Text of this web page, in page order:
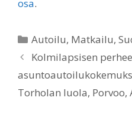
osa.
Categories
Autoilu, Matkailu,
Kolmilapsisen
Torholan luola, Porvoo,